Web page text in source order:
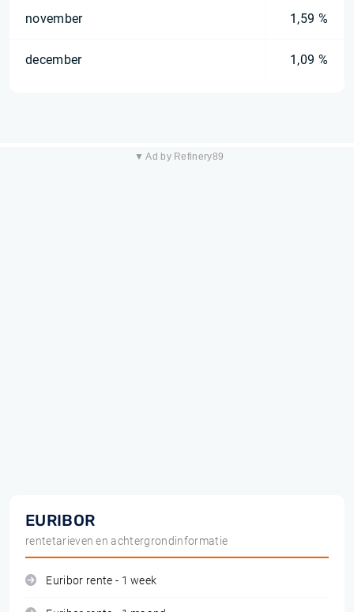
november 1,59 %
december 1,09 %
▼ Ad by Refinery89
EURIBOR
rentetarieven en achtergrondinformatie
Euribor rente - 1 week